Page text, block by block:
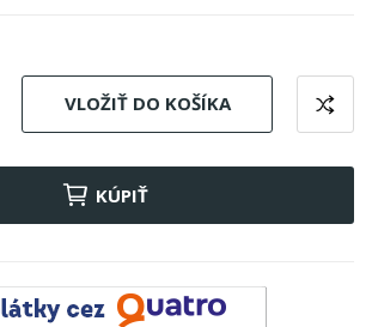
VLOŽIŤ DO KOŠÍKA
KÚPIŤ